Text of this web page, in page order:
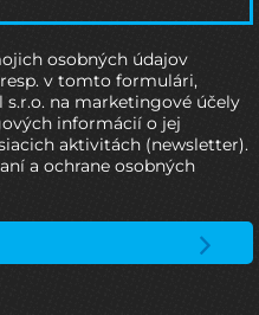
osobných údajov
v tomto formulári,
na marketingové účely
informácií o jej
aktivitách (newsletter).
a ochrane osobných